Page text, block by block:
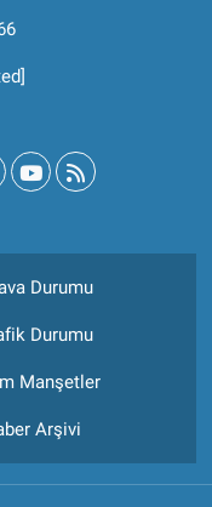
Durumu
Durumu
Manşetler
Arşivi